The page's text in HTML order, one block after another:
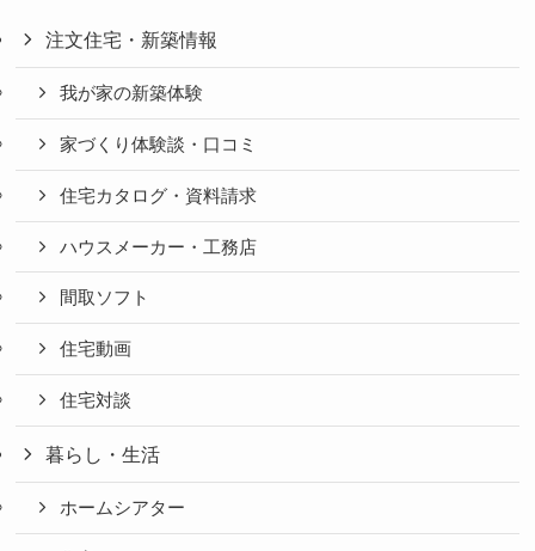
注文住宅・新築情報
我が家の新築体験
家づくり体験談・口コミ
住宅カタログ・資料請求
ハウスメーカー・工務店
間取ソフト
住宅動画
住宅対談
暮らし・生活
ホームシアター